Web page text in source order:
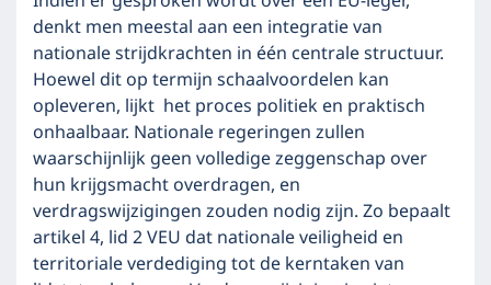
denkt men meestal aan een integratie van
nationale strijdkrachten in één centrale structuur.
Hoewel dit op termijn schaalvoordelen kan
opleveren, lijkt het proces politiek en praktisch
onhaalbaar. Nationale regeringen zullen
waarschijnlijk geen volledige zeggenschap over
hun krijgsmacht overdragen, en
verdragswijzigingen zouden nodig zijn. Zo bepaalt
artikel 4, lid 2 VEU dat nationale veiligheid en
territoriale verdediging tot de kerntaken van